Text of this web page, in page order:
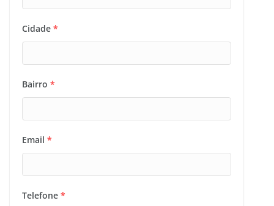
Cidade *
Bairro *
Email *
Telefone *